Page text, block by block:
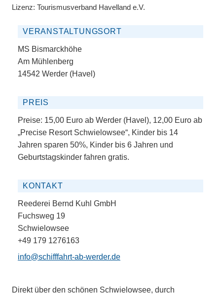
Lizenz: Tourismusverband Havelland e.V.
VERANSTALTUNGSORT
MS Bismarckhöhe
Am Mühlenberg
14542 Werder (Havel)
PREIS
Preise: 15,00 Euro ab Werder (Havel), 12,00 Euro ab
„Precise Resort Schwielowsee“, Kinder bis 14
Jahren sparen 50%, Kinder bis 6 Jahren und
Geburtstagskinder fahren gratis.
KONTAKT
Reederei Bernd Kuhl GmbH
Fuchsweg 19
Schwielowsee
+49 179 1276163
info@schifffahrt-ab-werder.de
Direkt über den schönen Schwielowsee, durch